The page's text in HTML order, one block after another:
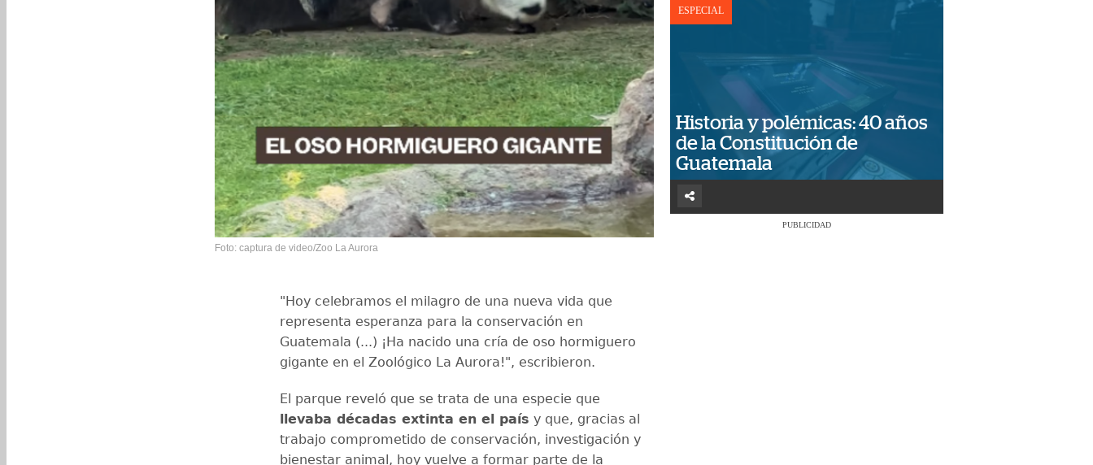
Foto: captura de video/Zoo La Aurora
"Hoy celebramos el milagro de una nueva vida que
representa esperanza para la conservación en
Guatemala (...) ¡Ha nacido una cría de oso hormiguero
gigante en el Zoológico La Aurora!", escribieron.
El parque reveló que se trata de una especie que
llevaba décadas extinta en el país y que, gracias al
trabajo comprometido de conservación, investigación y
bienestar animal, hoy vuelve a formar parte de la
ESPECIAL
Historia y polémicas: 40 años
de la Constitución de
Guatemala
PUBLICIDAD